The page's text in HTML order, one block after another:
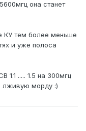
она станет
КУ тем более меньше
и уже полоса
1.1 ..... 1.5 на 300мгц
лживую морду :)